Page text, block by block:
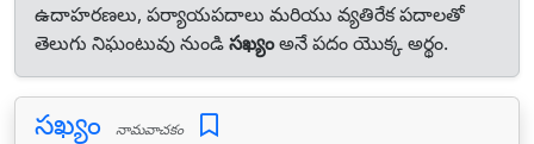
ఉదాహరణలు, పర్యాయపదాలు మరియు వ్యతిరేక పదాలతో
తెలుగు నిఘంటువు నుండిసఖ్యంఅనే పదం యొక్క అర్థం.
సఖ్యం నామవాచకం